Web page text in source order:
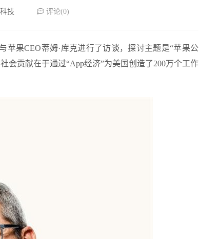
技 评论(0)
苹果CEO蒂姆·库克进行了访谈，探讨主题是“苹果公
会贡献在于通过“App经济”为美国创造了200万个工作